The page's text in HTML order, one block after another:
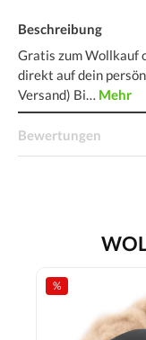
Beschreibung
Gratis zum Wollkauf
direkt auf dein
Versand) Bi… Mehr
Bewertungen
%